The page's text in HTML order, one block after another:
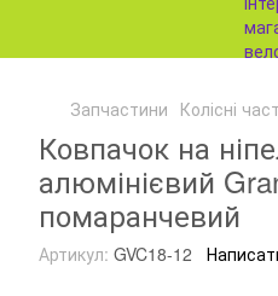
Запчастини Колісні
Ковпачок на
алюмінієвий
помаранчевий
Артикул: GVC18-12